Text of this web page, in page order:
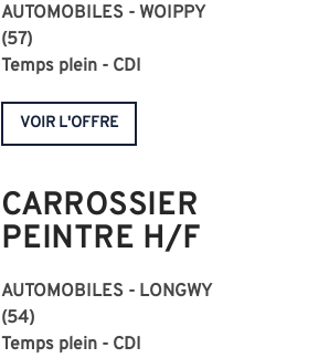
AUTOMOBILES - WOIPPY
(57)
Temps plein - CDI
VOIR L'OFFRE
CARROSSIER
PEINTRE H/F
AUTOMOBILES - LONGWY
(54)
Temps plein - CDI